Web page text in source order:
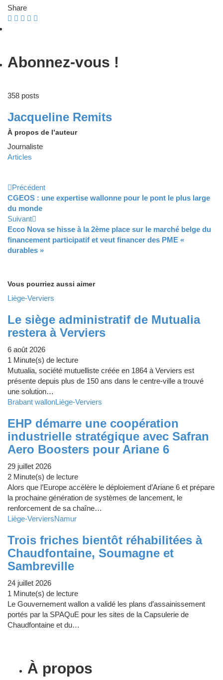
Share
Abonnez-vous !
358 posts
Jacqueline Remits
À propos de l’auteur
Journaliste
Articles
Précédent
CGEOS : une expertise wallonne pour le pont le plus large
du monde
Suivant
Ecco Nova se hisse à la 2ème place sur le marché belge du
financement participatif et veut financer des PME «
durables »
Vous pourriez aussi aimer
Liège-Verviers
Le siège administratif de Mutualia
restera à Verviers
6 août 2026
1 Minute(s) de lecture
Mutualia, société mutuelliste créée en 1864 à Verviers est
présente depuis plus de 150 ans dans le centre-ville a trouvé
une solution…
Brabant wallonLiège-Verviers
EHP démarre une coopération
industrielle stratégique avec Safran
Aero Boosters pour Ariane 6
29 juillet 2026
2 Minute(s) de lecture
Alors que l’Europe accélère le déploiement d’Ariane 6 et prépare
la prochaine génération de systèmes de lancement, le
renforcement de sa chaîne…
Liège-VerviersNamur
Trois friches bientôt réhabilitées à
Chaudfontaine, Soumagne et
Sambreville
24 juillet 2026
1 Minute(s) de lecture
Le Gouvernement wallon a validé les plans d’assainissement
portés par la SPAQuE pour les sites de la Capsulerie de
Chaudfontaine et du…
À propos